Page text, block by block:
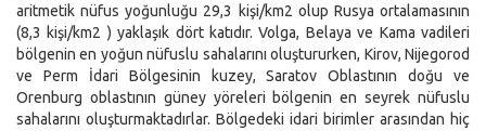
aritmetik nüfus yoğunluğu 29,3 kişi/km2 olup Rusya ortalamasının
(8,3 kişi/km2 ) yaklaşık dört katıdır. Volga, Belaya ve Kama vadileri
bölgenin en yoğun nüfuslu sahalarını oluştururken, Kirov, Nijegorod
ve Perm İdari Bölgesinin kuzey, Saratov Oblastının doğu ve
Orenburg oblastının güney yöreleri bölgenin en seyrek nüfuslu
sahalarını oluşturmaktadırlar. Bölgedeki idari birimler arasından hiç